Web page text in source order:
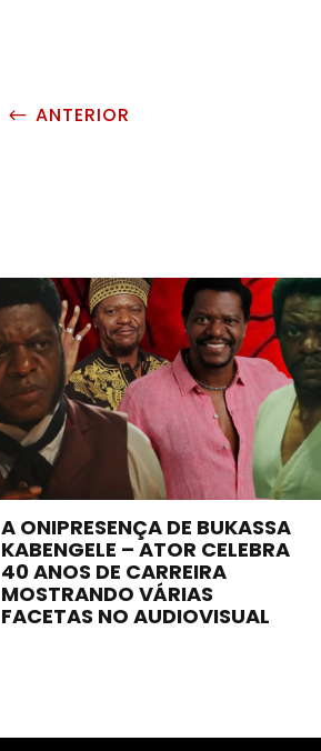
# ANTERIOR
A ONIPRESENÇA DE BUKASSA
KABENGELE – ATOR CELEBRA
40 ANOS DE CARREIRA
MOSTRANDO VÁRIAS
FACETAS NO AUDIOVISUAL